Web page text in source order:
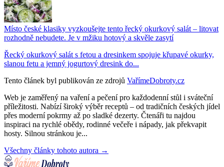
Místo české klasiky vyzkoušejte tento řecký okurkový salát – litovat
rozhodně nebudete. Je v mžiku hotový a skvěle zasytí
Řecký okurkový salát s fetou a dresinkem spojuje křupavé okurky,
slanou fetu a jemný jogurtový dresink do...
Tento článek byl publikován ze zdrojů VařímeDobroty.cz
Web je zaměřený na vaření a pečení pro každodenní stůl i sváteční
příležitosti. Nabízí široký výběr receptů – od tradičních českých jídel
přes moderní pokrmy až po sladké dezerty. Čtenáři tu najdou
inspiraci na rychlé obědy, rodinné večeře i nápady, jak překvapit
hosty. Silnou stránkou je...
Všechny články tohoto autora →